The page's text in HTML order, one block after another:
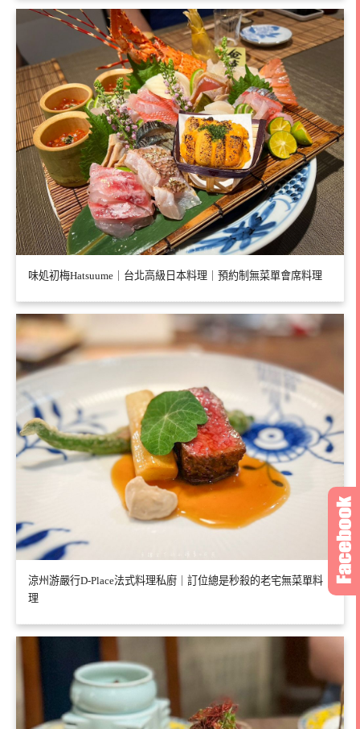
味処初梅Hatsuume｜台北高級日本料理｜預約制無菜單會席料理
涼州游嚴行D-Place法式料理私廚｜訂位總是秒殺的老宅無菜單料
理